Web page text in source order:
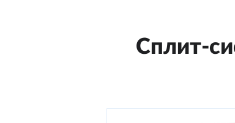
Сплит-